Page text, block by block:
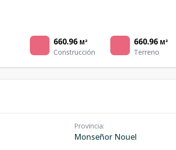
660.96 M²
Construcción
660.96 M²
Terreno
Provincia:
Monseñor Nouel